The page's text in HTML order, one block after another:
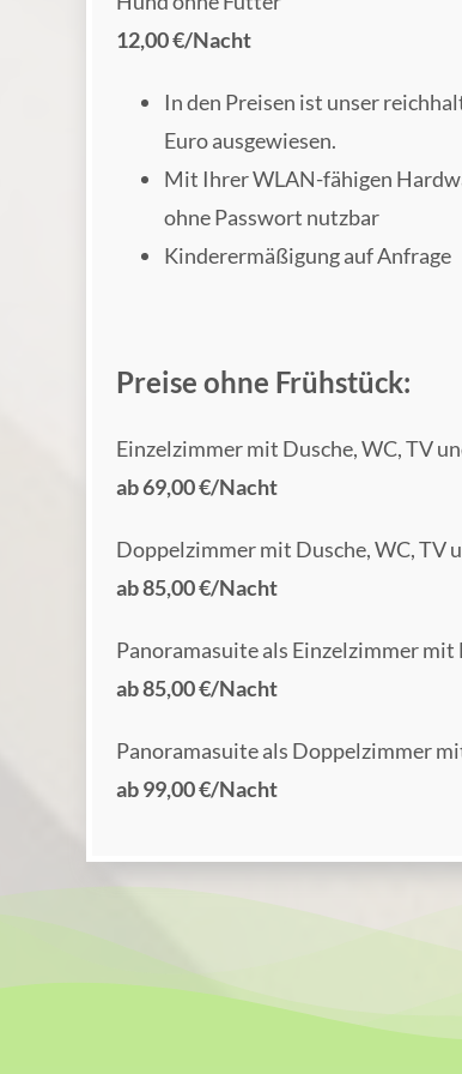
12,00 €/Nacht
In den Preisen ist unser
Euro ausgewiesen.
Mit Ihrer WLAN-fähigen
ohne Passwort nutzbar
Kinderermäßigung auf Anfrage
Preise ohne Frühstück:
Einzelzimmer mit Dusche, WC, TV
ab 69,00 €/Nacht
Doppelzimmer mit Dusche, WC, TV
ab 85,00 €/Nacht
Panoramasuite als Einzelzimmer mit
ab 85,00 €/Nacht
Panoramasuite als Doppelzimmer
ab 99,00 €/Nacht